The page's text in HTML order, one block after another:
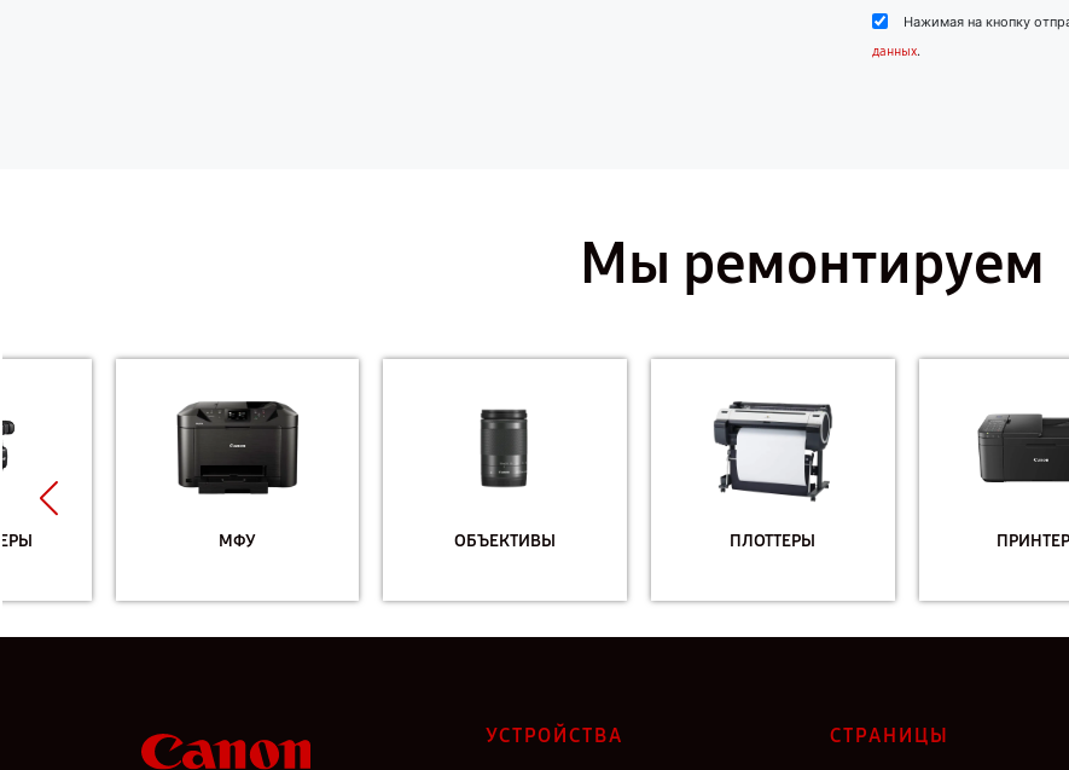
Нажимая на кнопку
данных.
Мы ремонтируем
ОБЪЕКТИВЫ
УСТРОЙСТВА СТРАНИЦЫ